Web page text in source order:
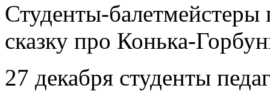
Студенты-
сказку про Конька-
27 декабря студенты